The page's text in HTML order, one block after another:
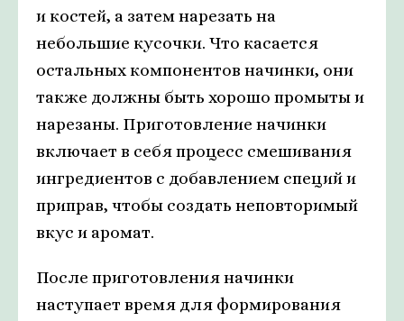
и костей, а затем нарезать на
небольшие кусочки. Что касается
остальных компонентов начинки, они
также должны быть хорошо промыты и
нарезаны. Приготовление начинки
включает в себя процесс смешивания
ингредиентов с добавлением специй и
приправ, чтобы создать неповторимый
вкус и аромат.
После приготовления начинки
наступает время для формирования